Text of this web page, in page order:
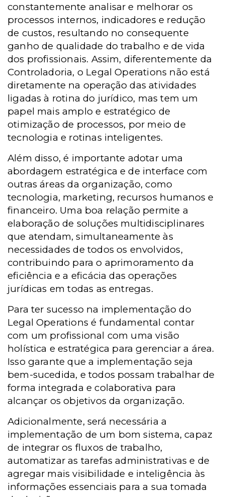
constantemente analisar e melhorar os
processos internos, indicadores e redução
de custos, resultando no consequente
ganho de qualidade do trabalho e de vida
dos profissionais. Assim, diferentemente da
Controladoria, o Legal Operations não está
diretamente na operação das atividades
ligadas à rotina do jurídico, mas tem um
papel mais amplo e estratégico de
otimização de processos, por meio de
tecnologia e rotinas inteligentes.
Além disso, é importante adotar uma
abordagem estratégica e de interface com
outras áreas da organização, como
tecnologia, marketing, recursos humanos e
financeiro. Uma boa relação permite a
elaboração de soluções multidisciplinares
que atendam, simultaneamente às
necessidades de todos os envolvidos,
contribuindo para o aprimoramento da
eficiência e a eficácia das operações
jurídicas em todas as entregas.
Para ter sucesso na implementação do
Legal Operations é fundamental contar
com um profissional com uma visão
holística e estratégica para gerenciar a área.
Isso garante que a implementação seja
bem-sucedida, e todos possam trabalhar de
forma integrada e colaborativa para
alcançar os objetivos da organização.
Adicionalmente, será necessária a
implementação de um bom sistema, capaz
de integrar os fluxos de trabalho,
automatizar as tarefas administrativas e de
agregar mais visibilidade e inteligência às
informações essenciais para a sua tomada